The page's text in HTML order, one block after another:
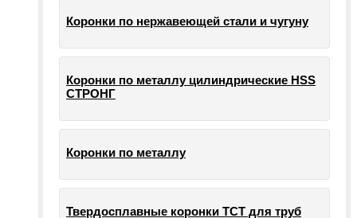
Коронки по нержавеющей стали и чугуну
Коронки по металлу цилиндрические HSS
СТРОНГ
Коронки по металлу
Твердосплавные коронки ТСТ для труб